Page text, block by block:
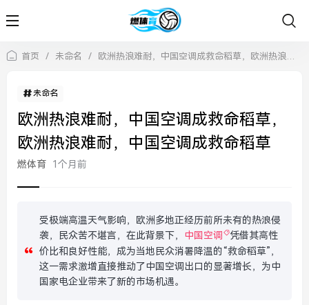
首页 / 未命名 / 欧洲热浪难耐，中国空调成救命稻草，欧洲热浪难耐，中国空调成救命稻草
未命名
欧洲热浪难耐，中国空调成救命稻草，
欧洲热浪难耐，中国空调成救命稻草
燃体育 1个月前
受极端高温天气影响，欧洲多地正经历前所未有的热浪侵
袭，民众苦不堪言，在此背景下， 中国空调
凭借其高性
价比和良好性能，成为当地民众消暑降温的“救命稻草”，
这一需求激增直接推动了中国空调出口的显著增长，为中
国家电企业带来了新的市场机遇。